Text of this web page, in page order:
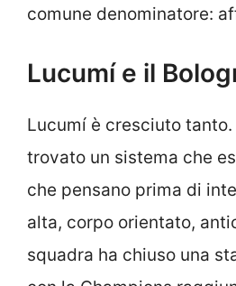
comune denominatore:
Lucumí e il
Lucumí è cresciuto tanto.
trovato un sistema che
che pensano prima di
alta, corpo orientato,
squadra ha chiuso una